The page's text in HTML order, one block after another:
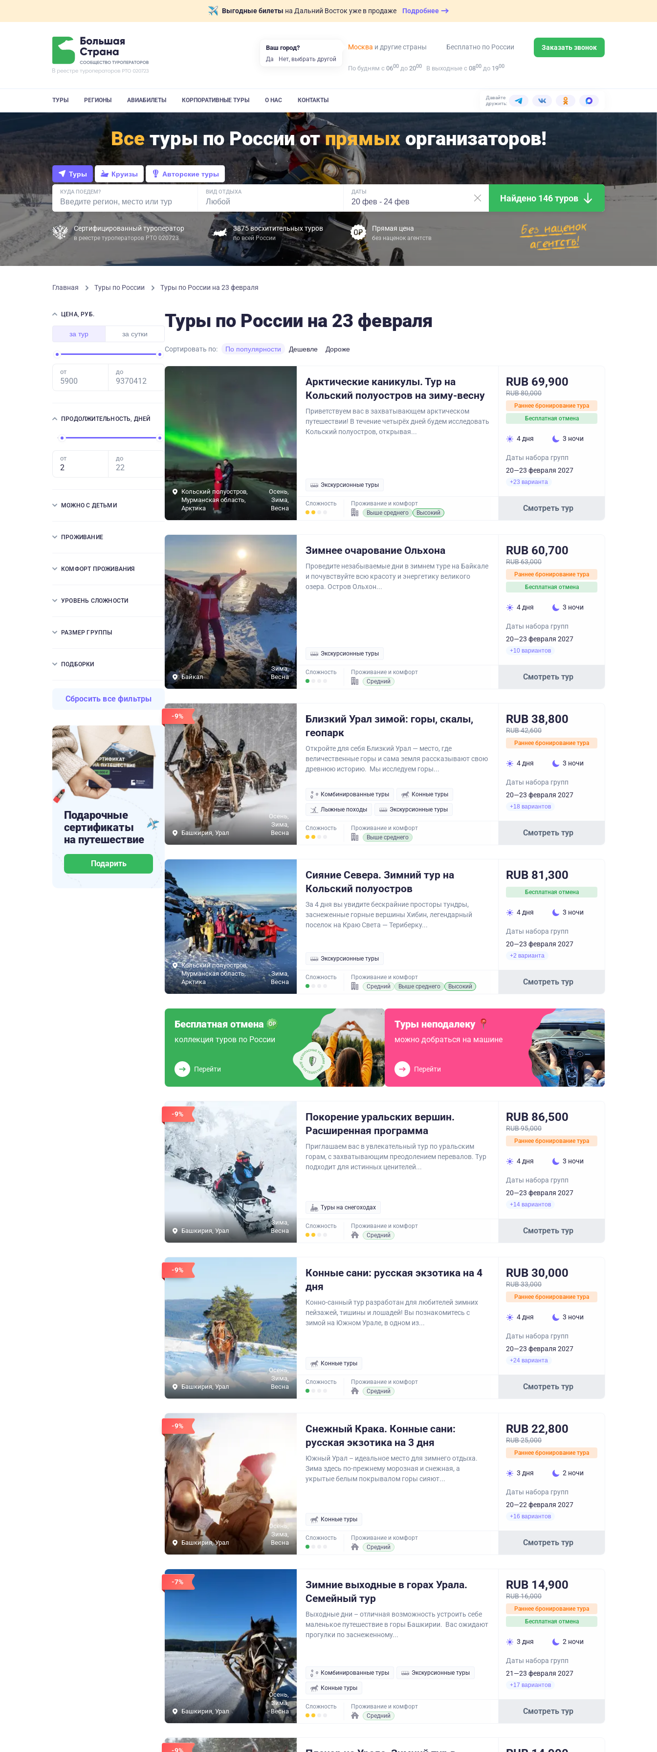
Выгодные билеты на Дальний Восток уже в продаже Подробнее
Москва и другие страны Бесплатно по России Заказать звонок
По будням с 0600 до 2000 В выходные с 0800 до 1900
ТУРЫ РЕГИОНЫ АВИАБИЛЕТЫ КОРПОРАТИВНЫЕ ТУРЫ О НАС КОНТАКТЫ
Давайте
дружить:
Всетуры по России отпрямыхорганизаторов!
Туры Круизы Авторские туры
КУДА ПОЕДЕМ? ВИД ОТДЫХА ДАТЫ
Найдено 146 туров
Сертифицированный туроператор
в реестре туроператоров РТО 020723
3875 восхитительных туров
по всей России
Прямая цена
без наценок агентств
Главная Туры по России Туры по России на 23 февраля
ЦЕНА, РУБ.
за тур за сутки
от до
ПРОДОЛЖИТЕЛЬНОСТЬ, ДНЕЙ
от до
МОЖНО С ДЕТЬМИ
ПРОЖИВАНИЕ
КОМФОРТ ПРОЖИВАНИЯ
УРОВЕНЬ СЛОЖНОСТИ
РАЗМЕР ГРУППЫ
ПОДБОРКИ
Сбросить все фильтры
Подарочные
сертификаты
на путешествие
Подарить
Туры по России на 23 февраля
Сортировать по: По популярности Дешевле Дороже
Кольский полуостров,
Мурманская область,
Арктика
Осень,
Зима,
Весна
Арктические каникулы. Тур на
Кольский полуостров на зиму-весну
Приветствуем вас в захватывающем арктическом
путешествии! В течение четырёх дней будем исследовать
Кольский полуостров, открывая...
Экскурсионные туры
Сложность
Проживание и комфорт
Выше среднего
Высокий
RUB 69,900
RUB 80,000
Раннее бронирование тура
Бесплатная отмена
4 дня 3 ночи
Даты набора групп
20—23 февраля 2027
+23 варианта
Смотреть тур
Байкал
Зима,
Весна
Зимнее очарование Ольхона
Проведите незабываемые дни в зимнем туре на Байкале
и почувствуйте всю красоту и энергетику великого
озера. Остров Ольхон...
Экскурсионные туры
Сложность
Проживание и комфорт
Средний
RUB 60,700
RUB 63,000
Раннее бронирование тура
Бесплатная отмена
4 дня 3 ночи
Даты набора групп
20—23 февраля 2027
+10 вариантов
Смотреть тур
-9%
Башкирия, Урал
Осень,
Зима,
Весна
Близкий Урал зимой: горы, скалы,
геопарк
Откройте для себя Близкий Урал — место, где
величественные горы и сама земля рассказывают свою
древнюю историю. Мы исследуем горы...
Комбинированные туры Конные туры
Лыжные походы Экскурсионные туры
Сложность
Проживание и комфорт
Выше среднего
RUB 38,800
RUB 42,600
Раннее бронирование тура
4 дня 3 ночи
Даты набора групп
20—23 февраля 2027
+18 вариантов
Смотреть тур
Кольский полуостров,
Мурманская область,
Арктика
Зима,
Весна
Сияние Севера. Зимний тур на
Кольский полуостров
За 4 дня вы увидите бескрайние просторы тундры,
заснеженные горные вершины Хибин, легендарный
поселок на Краю Света — Териберку...
Экскурсионные туры
Сложность
Проживание и комфорт
Средний
Выше среднего Высокий
RUB 81,300
Бесплатная отмена
4 дня 3 ночи
Даты набора групп
20—23 февраля 2027
+2 варианта
Смотреть тур
Бесплатная отмена
коллекция туров по России
Перейти
Туры неподалеку
можно добраться на машине
Перейти
-9%
Башкирия, Урал
Зима,
Весна
Покорение уральских вершин.
Расширенная программа
Приглашаем вас в увлекательный тур по уральским
горам, с захватывающим преодолением перевалов. Тур
подходит для истинных ценителей...
Туры на снегоходах
Сложность
Проживание и комфорт
Средний
RUB 86,500
RUB 95,000
Раннее бронирование тура
4 дня 3 ночи
Даты набора групп
20—23 февраля 2027
+14 вариантов
Смотреть тур
-9%
Башкирия, Урал
Осень,
Зима,
Весна
Конные сани: русская экзотика на 4
дня
Конно-санный тур разработан для любителей зимних
пейзажей, тишины и лошадей! Вы познакомитесь с
зимой на Южном Урале, в одном из...
Конные туры
Сложность
Проживание и комфорт
Средний
RUB 30,000
RUB 33,000
Раннее бронирование тура
4 дня 3 ночи
Даты набора групп
20—23 февраля 2027
+24 варианта
Смотреть тур
-9%
Башкирия, Урал
Осень,
Зима,
Весна
Снежный Крака. Конные сани:
русская экзотика на 3 дня
Южный Урал – идеальное место для зимнего отдыха.
Зима здесь по-прежнему морозная и снежная, а
укрытые белым покрывалом горы сияют...
Конные туры
Сложность
Проживание и комфорт
Средний
RUB 22,800
RUB 25,000
Раннее бронирование тура
3 дня 2 ночи
Даты набора групп
20—22 февраля 2027
+16 вариантов
Смотреть тур
-7%
Башкирия, Урал
Осень,
Зима,
Весна
Зимние выходные в горах Урала.
Семейный тур
Выходные дни – отличная возможность устроить себе
маленькое путешествие в горы Башкирии. Вас ожидают
прогулки по заснеженному...
Комбинированные туры Экскурсионные туры
Конные туры
Сложность
Проживание и комфорт
Средний
RUB 14,900
RUB 16,000
Раннее бронирование тура
Бесплатная отмена
3 дня 2 ночи
Даты набора групп
21—23 февраля 2027
+17 вариантов
Смотреть тур
Ваш город?
Да Нет, выбрать другой